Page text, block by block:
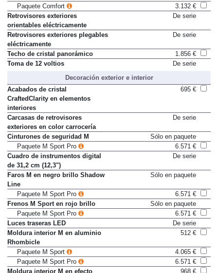
de cuero opcionales)
Paquete Comfort
3.132 €
Retrovisores exteriores
orientables eléctricamente
Retrovisores exteriores plegables
eléctricamente
Techo de cristal panorámico
1.856 €
Decoración exterior e interior
Acabados de cristal
CraftedClarity en elementos
interiores
Carcasas de retrovisores
exteriores en color carrocería
Cinturones de seguridad M
Sólo en paquete
Paquete M Sport Pro
6.571 €
Cuadro de instrumentos digital
de 31,2 cm (12,3")
Faros M en negro brillo Shadow
Line
Paquete M Sport Pro
6.571 €
Frenos M Sport en rojo brillo
Sólo en paquete
Paquete M Sport Pro
6.571 €
Luces traseras LED
De serie
Moldura interior M en aluminio
Rhombicle
Paquete M Sport
4.065 €
Paquete M Sport Pro
6.571 €